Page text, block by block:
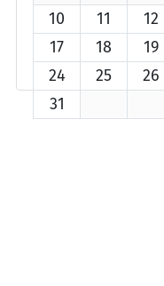
10
11 12
17
18 19
24
25 26
31